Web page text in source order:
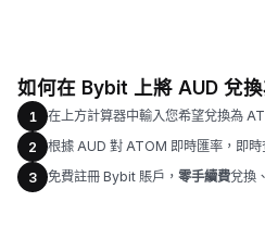
如何在 Bybit 上將 AUD 兌
1
在上方計算器中輸入您希望兌換為
2
根據 AUD 對 ATOM 即時匯率，即時
3
免費註冊 Bybit 賬戶， 零手續費兌換